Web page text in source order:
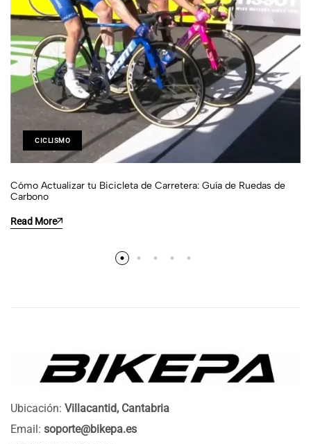
CICLISMO
Cómo Actualizar tu Bicicleta de Carretera: Guía de Ruedas de
Carbono
Read More
Ubicación: Villacantid, Cantabria
Email: soporte@bikepa.es